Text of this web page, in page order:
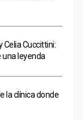
Celia Cuccittini:
una leyenda
la clínica donde